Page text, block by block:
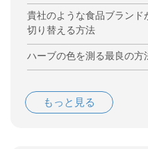
貴社のような食品ブラン
切り替える方法
ハーブの色を測る最良の方
もっと見る